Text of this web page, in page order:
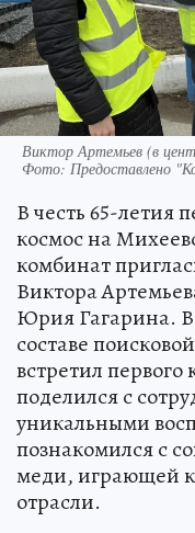
Виктор Артемьев (в
Фото: Предоставлено
В честь 65-летия
космос на
комбинат
Виктора
Юрия Гагарина. В
составе
встретил
поделился с
уникальными
познакомился с
меди, играющей
отрасли.